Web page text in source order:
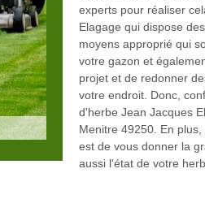
experts pour réaliser
Elagage qui dispose
moyens approprié qui
votre gazon et
projet et de redonner
votre endroit. Donc,
d'herbe Jean Jacques
Menitre 49250. En
est de vous donner la
aussi l'état de votre